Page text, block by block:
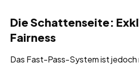
Die Schattenseite:
Fairness
Das Fast-Pass-System ist